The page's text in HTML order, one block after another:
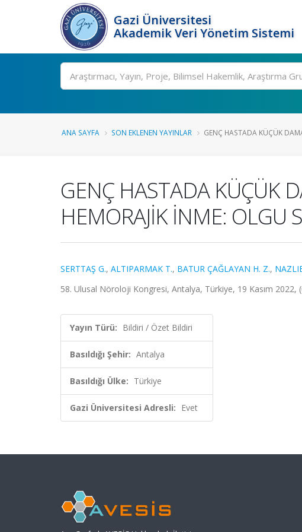
Gazi Üniversitesi
Akademik Veri Yönetim Sistemi
Ara
ANA SAYFA SON EKLENEN YAYINLAR GENÇ HASTADA KÜÇÜK
GENÇ HASTADA KÜÇÜK
HEMORAJİK İNME: OLGU
SERTTAŞ G., ALTIPARMAK T., BATUR ÇAĞLAYAN H. Z.,
58. Ulusal Nöroloji Kongresi, Antalya, Türkiye, 19 Kasım 2022,
Yayın Türü: Bildiri / Özet Bildiri
Basıldığı Şehir: Antalya
Basıldığı Ülke: Türkiye
Gazi Üniversitesi Adresli: Evet